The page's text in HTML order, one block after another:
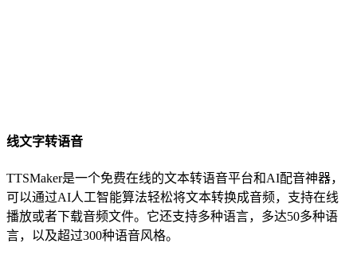
线文字转语音
TTSMaker是一个免费在线的文本转语音平台和AI配音神器，
可以通过AI人工智能算法轻松将文本转换成音频，支持在线
播放或者下载音频文件。它还支持多种语言，多达50多种语
言，以及超过300种语音风格。